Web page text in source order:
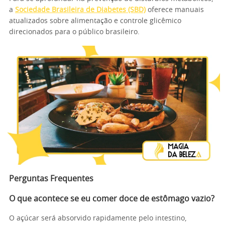
a Sociedade Brasileira de Diabetes (SBD) oferece manuais
atualizados sobre alimentação e controle glicêmico
direcionados para o público brasileiro.
Perguntas Frequentes
O que acontece se eu comer doce de estômago vazio?
O açúcar será absorvido rapidamente pelo intestino,